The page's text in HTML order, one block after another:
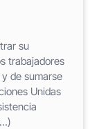
su
trabajadores
de sumarse
Unidas